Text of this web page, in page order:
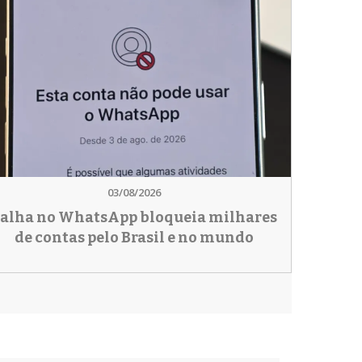
03/08/2026
no WhatsApp bloqueia milhares
de contas pelo Brasil e no mundo